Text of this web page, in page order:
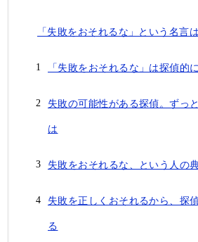
「失敗をおそれるな」という名言
「失敗をおそれるな」は探偵的
失敗の可能性がある探偵。ずっ
は
失敗をおそれるな、という人の
失敗を正しくおそれるから、探
る